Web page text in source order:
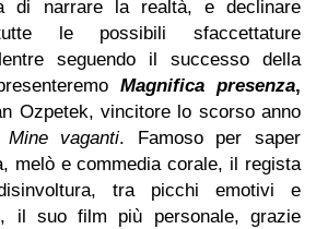
di narrare la realtà, e declinare
tutte le possibili sfaccettature
seguendo il successo della
Magnifica presenza,
Ozpetek, vincitore lo scorso anno
Mine vaganti. Famoso per saper
melò e commedia corale, il regista
tra picchi emotivi e
il suo film più personale, grazie